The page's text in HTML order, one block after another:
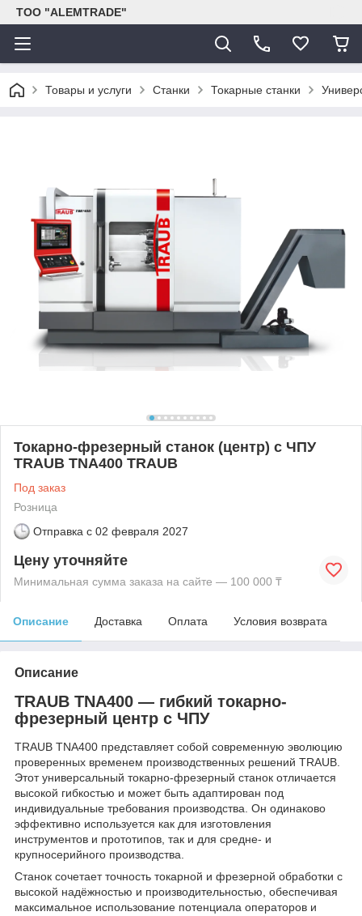
ТОО "ALEMTRADE"
Товары и услуги Станки Токарные станки
Токарно-фрезерный станок (центр) с ЧПУ
TRAUB TNA400 TRAUB
Под заказ
Розница
Отправка с 02 февраля 2027
Цену уточняйте
Минимальная сумма заказа на сайте — 100 000 ₸
Описание Доставка Оплата Условия возврата
Описание
TRAUB TNA400 — гибкий токарно-
фрезерный центр с ЧПУ
TRAUB TNA400 представляет собой современную эволюцию
проверенных временем производственных решений TRAUB.
Этот универсальный токарно-фрезерный станок отличается
высокой гибкостью и может быть адаптирован под
индивидуальные требования производства. Он одинаково
эффективно используется как для изготовления
инструментов и прототипов, так и для средне- и
крупносерийного производства.
Станок сочетает точность токарной и фрезерной обработки с
высокой надёжностью и производительностью, обеспечивая
максимальное использование потенциала операторов и